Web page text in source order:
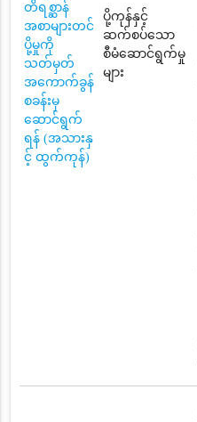
တိရစ္ဆာန်
အစာများတင်
ပို့မှုကို
သတ်မှတ်
အကောက်ခွန်
စခန်းမှ
ဆောင်ရွက်
ရန် (အသားနှ
င့် ထွက်ကုန်)
ပို့ကုန်နှင့်
ဆက်စပ်သော
စီမံဆောင်ရွက်မှု
များ